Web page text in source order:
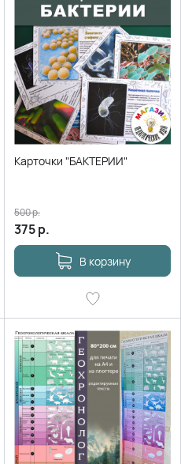
Карточки "БАКТЕРИИ"
375р.
500р.
В корзину